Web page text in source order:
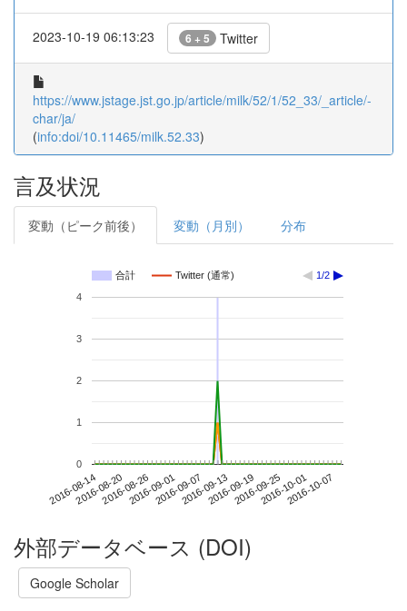
2023-10-19 06:13:23 6 + 5 Twitter
https://www.jstage.jst.go.jp/article/milk/52/1/52_33/_article/-
char/ja/
(info:doi/10.11465/milk.52.33)
言及状況
変動（ピーク前後） 変動（月別） 分布
合計 Twitter (通常) 1/2
2016-08-142016-08-202016-08-262016-09-012016-09-072016-09-132016-09-192016-09-252016-10-012016-10-07
0
1
2
3
4
外部データベース (DOI)
Google Scholar